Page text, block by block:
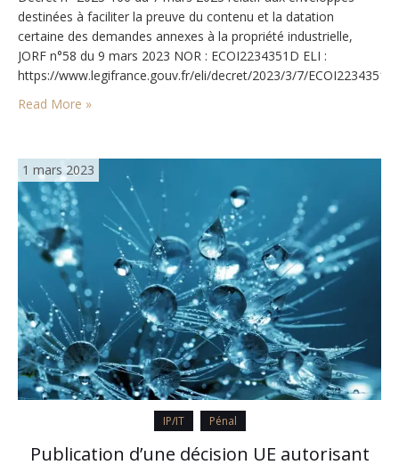
destinées à faciliter la preuve du contenu et la datation
certaine des demandes annexes à la propriété industrielle,
JORF n°58 du 9 mars 2023 NOR : ECOI2234351D ELI :
https://www.legifrance.gouv.fr/eli/decret/2023/3/7/
Objet : numérisation des enveloppes destinées à faciliter la
Read More »
1 mars 2023
IP/IT Pénal
Publication d’une décision UE autorisant